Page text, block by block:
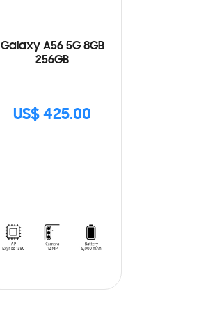
Galaxy A56 5G 8GB
256GB
US$ 425.00